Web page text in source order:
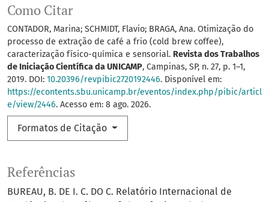
Como Citar
CONTADOR, Marina; SCHMIDT, Flavio; BRAGA, Ana. Otimização do
processo de extração de café a frio (cold brew coffee),
caracterização físico-química e sensorial. Revista dos Trabalhos
de Iniciação Científica da UNICAMP, Campinas, SP, n. 27, p. 1–1,
2019. DOI: 10.20396/revpibic2720192446. Disponível em:
https://econtents.sbu.unicamp.br/eventos/index.php/pibic/articl
e/view/2446. Acesso em: 8 ago. 2026.
Formatos de Citação
Referências
BUREAU, B. DE I. C. DO C. Relatório Internacional de